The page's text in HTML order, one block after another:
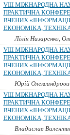
VIII МІЖНАРОДНА
ПРАКТИЧНА
ВЧЕНИХ
ЕКОНОМІКА,
Лілія Назаренко,
VIII МІЖНАРОДНА
ПРАКТИЧНА
ВЧЕНИХ
ЕКОНОМІКА,
Юрій
VIII МІЖНАРОДНА
ПРАКТИЧНА
ВЧЕНИХ
ЕКОНОМІКА,
Владислав